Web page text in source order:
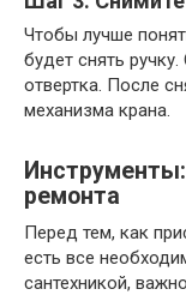
Чтобы лучше
будет снять
отвертка. После
механизма крана.
ремонта
Перед тем, как
есть все
сантехникой,